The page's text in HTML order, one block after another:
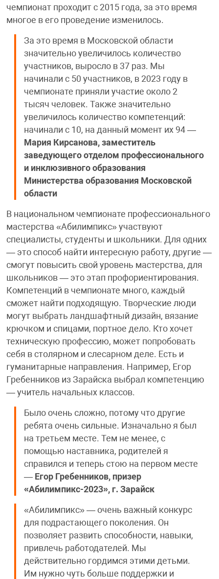
чемпионат проходит с 2015 года, за это время
многое в его проведение изменилось.
За это время в Московской области
значительно увеличилось количество
участников, выросло в 37 раз. Мы
начинали с 50 участников, в 2023 году в
чемпионате приняли участие около 2
тысяч человек. Также значительно
увеличилось количество компетенций:
начинали с 10, на данный момент их 94 —
Мария Кирсанова, заместитель
заведующего отделом профессионального
и инклюзивного образования
Министерства образования Московской
области
В национальном чемпионате профессионального
мастерства «Абилимпикс» участвуют
специалисты, студенты и школьники. Для одних
— это способ найти интересную работу, другие —
смогут повысить свой уровень мастерства, для
школьников — это этап профориентирования.
Компетенций в чемпионате много, каждый
сможет найти подходящую. Творческие люди
могут выбрать ландшафтный дизайн, вязание
крючком и спицами, портное дело. Кто хочет
техническую профессию, может попробовать
себя в столярном и слесарном деле. Есть и
гуманитарные направления. Например, Егор
Гребенников из Зарайска выбрал компетенцию
— учитель начальных классов.
Было очень сложно, потому что другие
ребята очень сильные. Изначально я был
на третьем месте. Тем не менее, с
помощью наставника, родителей я
справился и теперь стою на первом месте
— Егор Гребенников, призер
«Абилимпикс-2023», г. Зарайск
«Абилимпикс» — очень важный конкурс
для подрастающего поколения. Он
позволяет развить способности, навыки,
привлечь работодателей. Мы
действительно гордимся этими детьми.
Им нужно чуть больше поддержки и